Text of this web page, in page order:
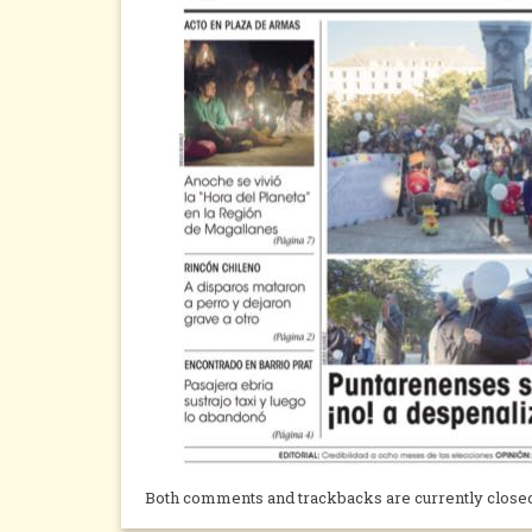
Both comments and trackbacks are currently